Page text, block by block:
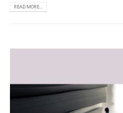
READ MORE...